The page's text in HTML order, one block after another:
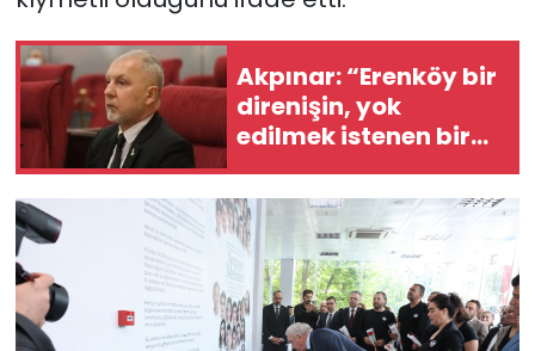
Akpınar: “Erenköy bir
direnişin, yok
edilmek istenen bir
halkın ‘Ben
buradayım ve var
olmaya devam
edeceğim’ dediği yer